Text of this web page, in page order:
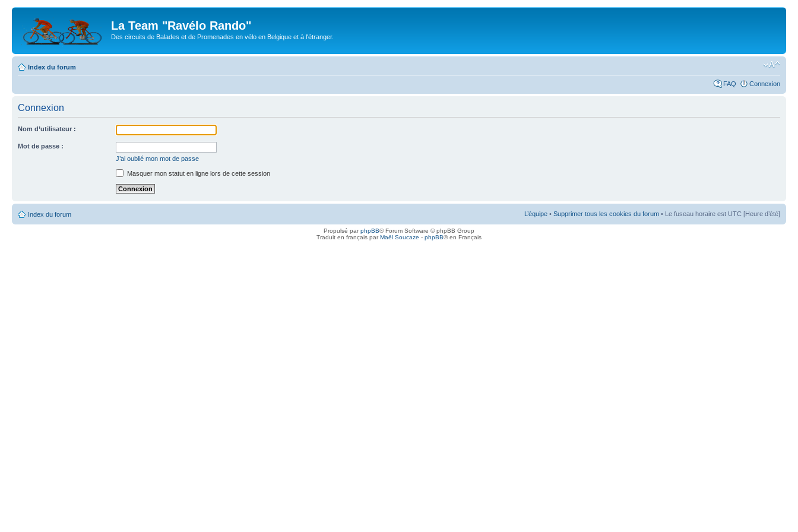
La Team "Ravélo Rando"
Des circuits de Balades et de Promenades en vélo en Belgique et à l'étranger.
Index du forum
FAQ Connexion
Connexion
Nom d’utilisateur :
Mot de passe :
J’ai oublié mon mot de passe
Masquer mon statut en ligne lors de cette session
Index du forum L’équipe • Supprimer tous les cookies du forum • Le fuseau horaire est UTC [Heure d’été]
Propulsé parphpBB® Forum Software © phpBB Group
Traduit en français parMaël Soucaze - phpBB® en Français